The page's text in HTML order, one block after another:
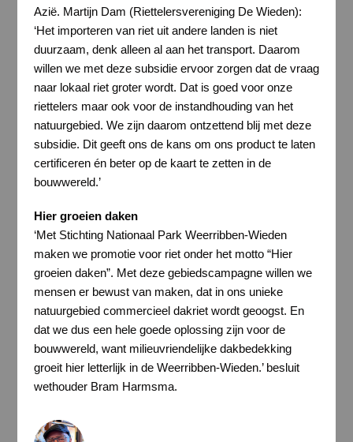
Azië. Martijn Dam (Riettelersvereniging De Wieden):
‘Het importeren van riet uit andere landen is niet
duurzaam, denk alleen al aan het transport. Daarom
willen we met deze subsidie ervoor zorgen dat de vraag
naar lokaal riet groter wordt. Dat is goed voor onze
riettelers maar ook voor de instandhouding van het
natuurgebied. We zijn daarom ontzettend blij met deze
subsidie. Dit geeft ons de kans om ons product te laten
certificeren én beter op de kaart te zetten in de
bouwwereld.’
Hier groeien daken
‘Met Stichting Nationaal Park Weerribben-Wieden
maken we promotie voor riet onder het motto “Hier
groeien daken”. Met deze gebiedscampagne willen we
mensen er bewust van maken, dat in ons unieke
natuurgebied commercieel dakriet wordt geoogst. En
dat we dus een hele goede oplossing zijn voor de
bouwwereld, want milieuvriendelijke dakbedekking
groeit hier letterlijk in de Weerribben-Wieden.’ besluit
wethouder Bram Harmsma.